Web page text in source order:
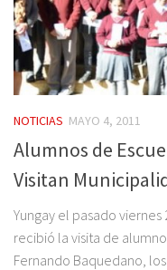
NOTICIAS MAYO 4, 2011
Alumnos de
Visitan
Yungay el pasado
recibió la visita de
Fernando Baquedano,